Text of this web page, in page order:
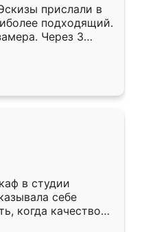
прислали в
подходящий.
Через 3
Остались
Ренессанс
в студии
себе
когда качеством
кухня уже почти